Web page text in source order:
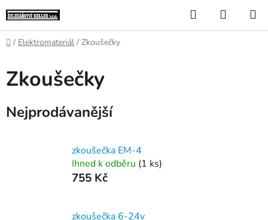
na
obsah
Hledat
KOŠÍK
Domů
/ Elektromateriál / Zkoušečky
Zkoušečky
Nejprodávanější
zkoušečka EM-4
Ihned k odběru (1 ks)
755 Kč
zkoušečka 6-24v